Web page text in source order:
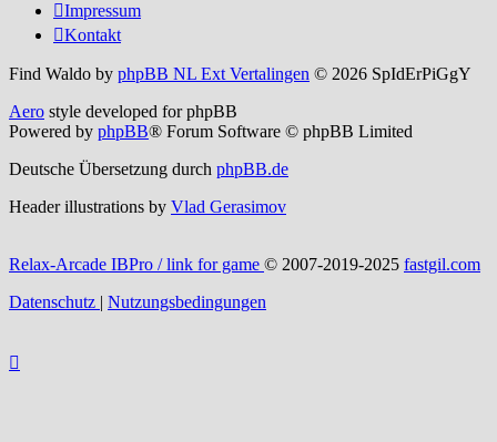
Impressum
Kontakt
Find Waldo by phpBB NL Ext Vertalingen © 2026 SpIdErPiGgY
Aero style developed for phpBB
Powered by phpBB® Forum Software © phpBB Limited
Deutsche Übersetzung durch phpBB.de
Header illustrations by Vlad Gerasimov
Relax-Arcade IBPro / link for game © 2007-2019-2025 fastgil.com
Datenschutz | Nutzungsbedingungen